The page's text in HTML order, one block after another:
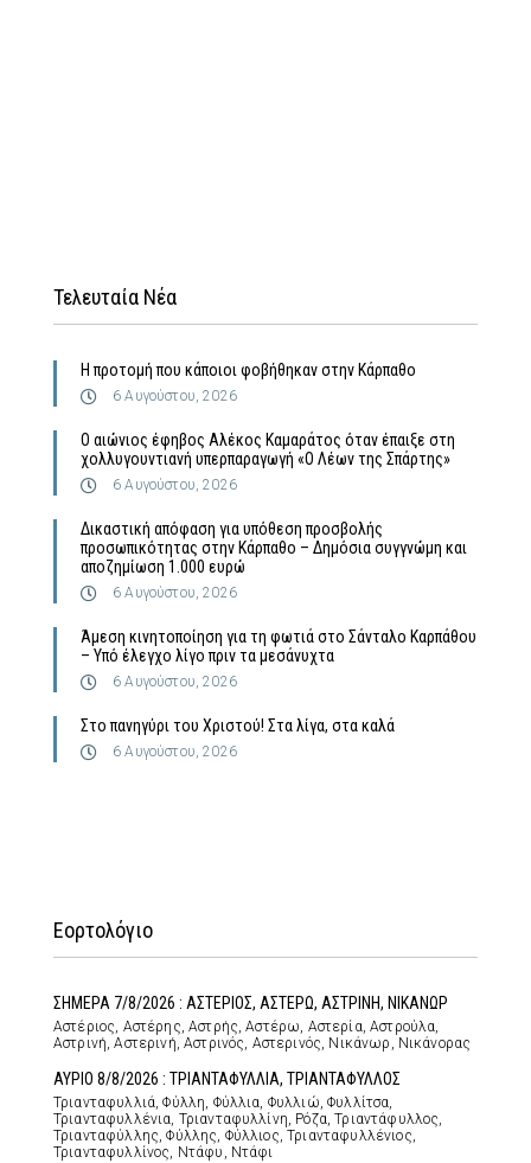
Τελευταία Νέα
Η προτομή που κάποιοι φοβήθηκαν στην Κάρπαθο
6 Αυγούστου, 2026
Ο αιώνιος έφηβος Αλέκος Καμαράτος όταν έπαιξε στη
χολλυγουντιανή υπερπαραγωγή «Ο Λέων της Σπάρτης»
6 Αυγούστου, 2026
Δικαστική απόφαση για υπόθεση προσβολής
προσωπικότητας στην Κάρπαθο – Δημόσια συγγνώμη και
αποζημίωση 1.000 ευρώ
6 Αυγούστου, 2026
Άμεση κινητοποίηση για τη φωτιά στο Σάνταλο Καρπάθου
– Υπό έλεγχο λίγο πριν τα μεσάνυχτα
6 Αυγούστου, 2026
Στο πανηγύρι του Χριστού! Στα λίγα, στα καλά
6 Αυγούστου, 2026
Εορτολόγιο
ΣΗΜΕΡΑ 7/8/2026 : ΑΣΤΕΡΙΟΣ, ΑΣΤΕΡΩ, ΑΣΤΡΙΝΗ, ΝΙΚΑΝΩΡ
Αστέριος, Αστέρης, Αστρής, Αστέρω, Αστερία, Αστρούλα,
Αστρινή, Αστερινή, Αστρινός, Αστερινός, Νικάνωρ, Νικάνορας
ΑΥΡΙΟ 8/8/2026 : ΤΡΙΑΝΤΑΦΥΛΛΙΑ, ΤΡΙΑΝΤΑΦΥΛΛΟΣ
Τριανταφυλλιά, Φύλλη, Φύλλια, Φυλλιώ, Φυλλίτσα,
Τριανταφυλλένια, Τριανταφυλλίνη, Ρόζα, Τριαντάφυλλος,
Τριανταφύλλης, Φύλλης, Φύλλιος, Τριανταφυλλένιος,
Τριανταφυλλίνος, Ντάφυ, Ντάφι